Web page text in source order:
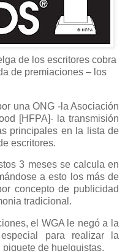
de los escritores cobra
de premiaciones – los
una ONG -la Asociación
[HFPA]- la transmisión
principales en la lista de
escritores.
3 meses se calcula en
a esto los más de
concepto de publicidad
tradicional.
el WGA le negó a la
para realizar la
de huelguistas.